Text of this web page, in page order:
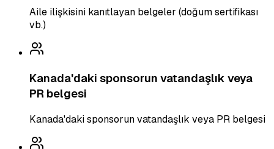
Aile ilişkisini kanıtlayan belgeler (doğum sertifikası
vb.)
Kanada'daki sponsorun vatandaşlık veya
PR belgesi
Kanada'daki sponsorun vatandaşlık veya PR belgesi